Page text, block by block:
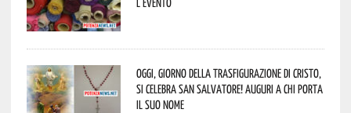
Oggi, giorno della Trasfigurazione di Cristo,
si celebra San Salvatore! Auguri a chi porta
il suo nome